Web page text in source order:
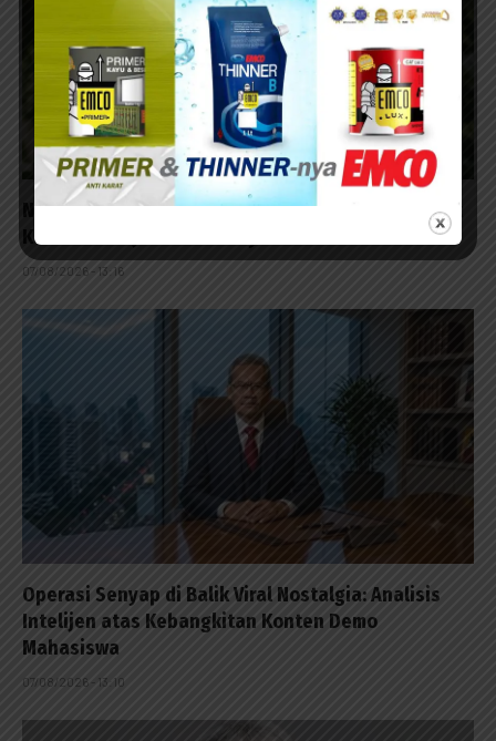
Nol Persen Presidential Threshold: Saatnya Politik
Kembali Menjadi Milik Rakyat
07/08/2026 - 13:16
Operasi Senyap di Balik Viral Nostalgia: Analisis
Intelijen atas Kebangkitan Konten Demo
Mahasiswa
07/08/2026 - 13:10